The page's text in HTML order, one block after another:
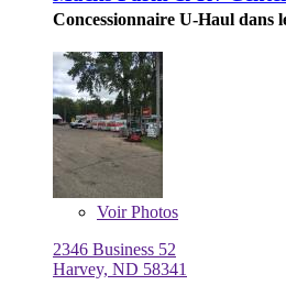
Concessionnaire U-Haul dans
VoirPhotos
2346 Business 52
Harvey, ND 58341